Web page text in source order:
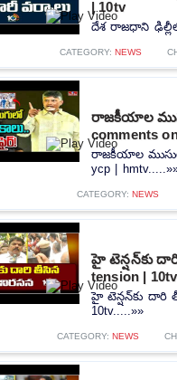
| 10tv
దేశ రాజధాని ఢిల్లీలో
CATEGORY: NEWS
రాజకీయాల
comments
రాజకీయాల
ycp |
CATEGORY: NEWS
హై టెన్షన్‌కు
tension | 10tv
హై టెన్షన్‌కు దారి
10tv.....»»
CATEGORY: NEWS